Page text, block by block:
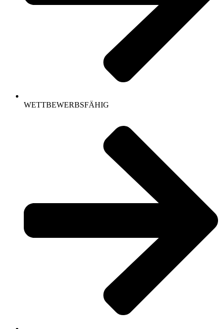
WETTBEWERBSFÄHIG